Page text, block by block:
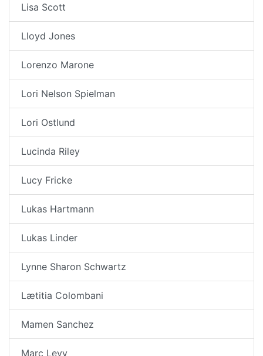
Lisa Scott
Lloyd Jones
Lorenzo Marone
Lori Nelson Spielman
Lori Ostlund
Lucinda Riley
Lucy Fricke
Lukas Hartmann
Lukas Linder
Lynne Sharon Schwartz
Lætitia Colombani
Mamen Sanchez
Marc Levy